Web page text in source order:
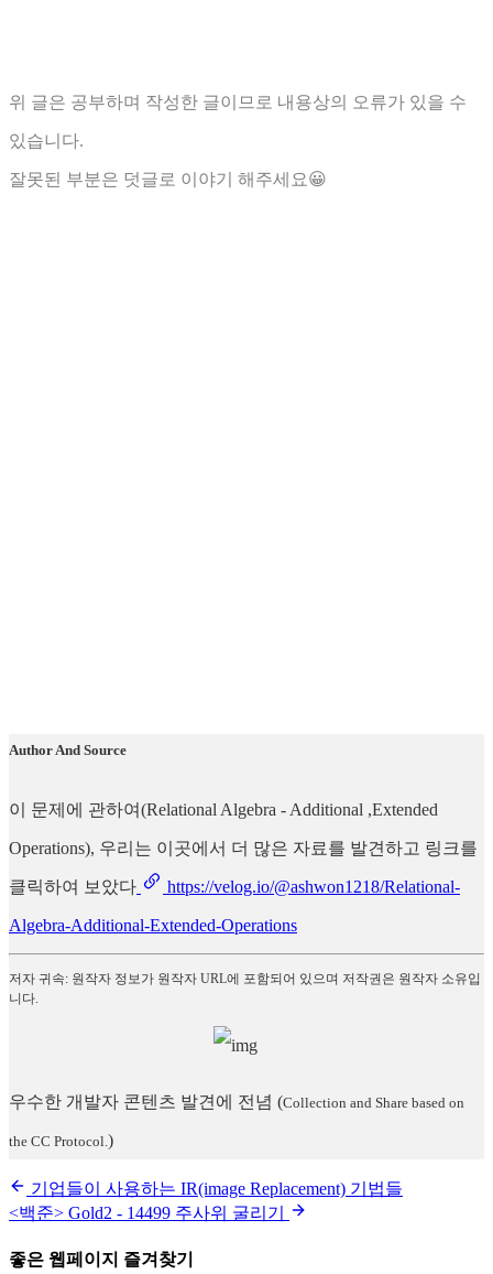
위 글은 공부하며 작성한 글이므로 내용상의 오류가 있을 수
있습니다.
잘못된 부분은 덧글로 이야기 해주세요😀
Author And Source
이 문제에 관하여(Relational Algebra - Additional ,Extended
Operations), 우리는 이곳에서 더 많은 자료를 발견하고 링크를
클릭하여 보았다 https://velog.io/@ashwon1218/Relational-
Algebra-Additional-Extended-Operations
저자 귀속: 원작자 정보가 원작자 URL에 포함되어 있으며 저작권은 원작자 소유입
니다.
우수한 개발자 콘텐츠 발견에 전념 (Collection and Share based on
the CC Protocol.)
기업들이 사용하는 IR(image Replacement) 기법들
<백준> Gold2 - 14499 주사위 굴리기
좋은 웹페이지 즐겨찾기